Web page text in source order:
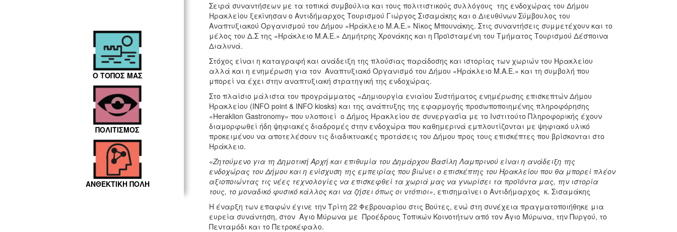
Ο ΤΟΠΟΣ ΜΑΣ
ΠΟΛΙΤΙΣΜΟΣ
ΑΝΘΕΚΤΙΚΗ ΠΟΛΗ
Σειρά συναντήσεων με τα τοπικά συμβούλια και τους πολιτιστικούς συλλόγους της ενδοχώρας του Δήμου
Ηρακλείου ξεκίνησαν ο Αντιδήμαρχος Τουρισμού Γιώργος Σισαμάκης και ο Διευθύνων Σύμβουλος του
Αναπτυξιακού Οργανισμού του Δήμου «Ηράκλειο Μ.Α.Ε.» Νίκος Μπουνάκης. Στις συναντήσεις συμμετέχουν και το
μέλος του Δ.Σ της «Ηράκλειο Μ.Α.Ε.» Δημήτρης Χρονάκης και η Προϊσταμένη του Τμήματος Τουρισμού Δέσποινα
Διαλυνά.
Στόχος είναι η καταγραφή και ανάδειξη της πλούσιας παράδοσης και ιστορίας των χωριών του Ηρακλείου
αλλά και η ενημέρωση για τον Αναπτυξιακό Οργανισμό του Δήμου «Ηράκλειο Μ.Α.Ε.» και τη συμβολή που
μπορεί να έχει στην αναπτυξιακή στρατηγική της ενδοχώρας.
Στο πλαίσιο μάλιστα του προγράμματος «Δημιουργία ενιαίου Συστήματος ενημέρωσης επισκεπτών Δήμου
Ηρακλείου (INFO point & INFO kiosks) και της ανάπτυξης της εφαρμογής προσωποποιημένης πληροφόρησης
«Heraklion Gastronomy» που υλοποιεί ο Δήμος Ηρακλείου σε συνεργασία με το Ινστιτούτο Πληροφορικής έχουν
διαμορφωθεί ήδη ψηφιακές διαδρομές στην ενδοχώρα που καθημερινά εμπλουτίζονται με ψηφιακό υλικό
προκειμένου να αποτελέσουν τις διαδικτυακές προτάσεις του Δήμου προς τους επισκέπτες που βρίσκονται στο
Ηράκλειο.
«Ζητούμενο για τη Δημοτική Αρχή και επιθυμία του Δημάρχου Βασίλη Λαμπρινού είναι η ανάδειξη της
ενδοχώρας του Δήμου και η ενίσχυση της εμπειρίας που βιώνει ο επισκέπτης του Ηρακλείου που θα μπορεί πλέον
αξιοποιώντας τις νέες τεχνολογίες να επισκεφθεί τα χωριά μας να γνωρίσει τα προϊόντα μας, την ιστορία
τους, το μοναδικό φυσικό κάλλος και να ζήσει όπως οι ντόπιοι», επισημαίνει ο Αντιδήμαρχος κ. Σισαμάκης
Η έναρξη των επαφών έγινε την Τρίτη 22 Φεβρουαρίου στις Βούτες, ενώ στη συνέχεια πραγματοποιήθηκε μια
ευρεία συνάντηση, στον Άγιο Μύρωνα με Προέδρους Τοπικών Κοινοτήτων από τον Άγιο Μύρωνα, την Πυργού, το
Πενταμόδι και το Πετροκέφαλο.